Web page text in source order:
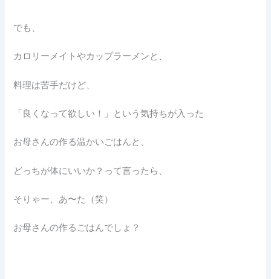
でも、
カロリーメイトやカップラーメンと、
料理は苦手だけど、
「良くなって欲しい！」という気持ちが入った
お母さんの作る温かいごはんと、
どっちが体にいいか？って言ったら、
そりゃー、あ〜た（笑）
お母さんの作るごはんでしょ？